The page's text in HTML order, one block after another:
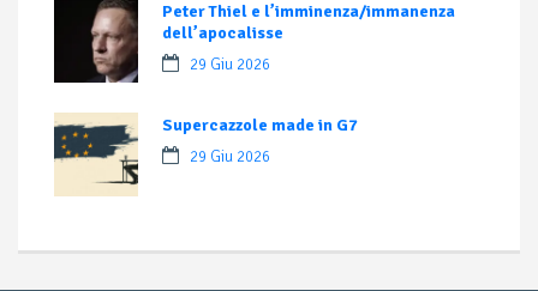
Peter Thiel e l’imminenza/immanenza
dell’apocalisse
29 Giu 2026
Supercazzole made in G7
29 Giu 2026